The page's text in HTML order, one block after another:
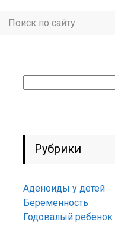
Рубрики
Аденоиды у детей
Беременность
Годовалый ребенок